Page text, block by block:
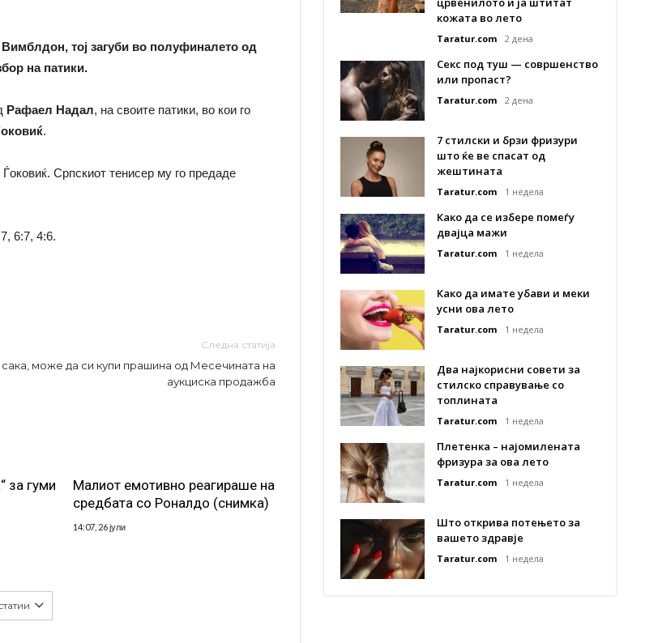
тој загуби во полуфиналето од
на патики.
Рафаел Надал, на своите патики, во кои го
.
Српскиот тенисер му го предаде
6:7, 4:6.
Следна статија
сака, може да си купи прашина од Месечината на
аукциска продажба
за гуми
Малиот емотивно реагираше на
средбата со Роналдо (снимка)
14:07, 26 јули
кожата во лето
Taratur.com 2 дена
Секс под туш — совршенство
или пропаст?
Taratur.com 2 дена
7 стилски и брзи фризури
што ќе ве спасат од
жештината
Taratur.com 1 недела
Како да се избере помеѓу
двајца мажи
Taratur.com 1 недела
Како да имате убави и меки
усни ова лето
Taratur.com 1 недела
Два најкорисни совети за
стилско справување со
топлината
Taratur.com 1 недела
Плетенка – најомилената
фризура за ова лето
Taratur.com 1 недела
Што открива потењето за
вашето здравје
Taratur.com 1 недела